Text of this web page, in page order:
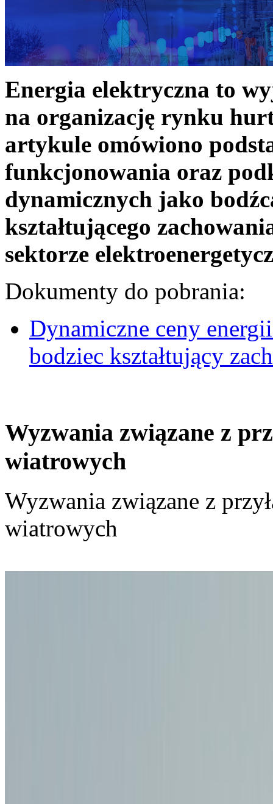
Energia elektryczna to
na organizację rynku
artykule omówiono
funkcjonowania oraz
dynamicznych jako
kształtującego
sektorze
Dokumenty do pobrania:
Dynamiczne ceny
bodziec kształtujący
Wyzwania związane z
wiatrowych
Wyzwania związane z
wiatrowych